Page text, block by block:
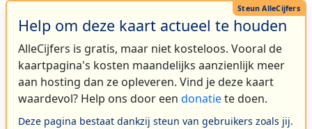
Help om deze kaart actueel te houden
AlleCijfers is gratis, maar niet kosteloos. Vooral de
kaartpagina's kosten maandelijks aanzienlijk meer
aan hosting dan ze opleveren. Vind je deze kaart
waardevol? Help ons door een donatiete doen.
Deze pagina bestaat dankzij steun van gebruikers zoals jij.